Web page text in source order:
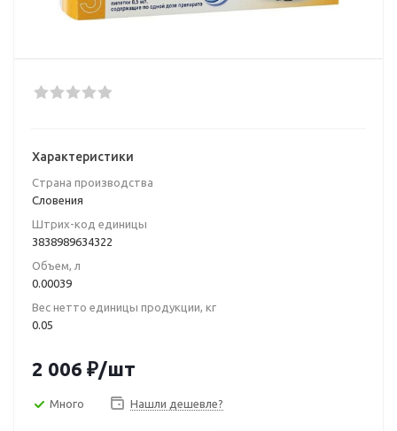
Характеристики
Страна производства
Словения
Штрих-код единицы
3838989634322
Объем, л
0.00039
Вес нетто единицы продукции, кг
0.05
2 006 ₽/шт
Много Нашли дешевле?